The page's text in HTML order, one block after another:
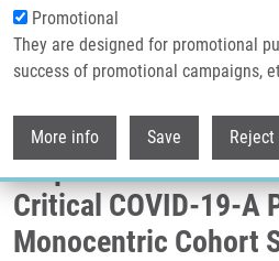
Promotional
They are designed for promotional
success of promotional campaigns,
More info Save Reject
Drobečková navigace
Domů
Bacterial Community- And Hospital-
With Critical COVID-19-A Prospective
Bacterial
Acquired
Critical COVID-19-A
Monocentric Cohort